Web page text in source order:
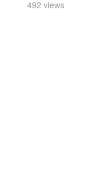
492 views